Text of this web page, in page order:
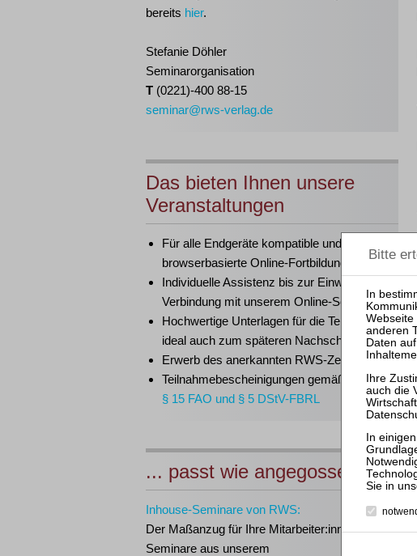
bereits hier.
Stefanie Döhler
Seminarorganisation
T (0221)-400 88-15
seminar@rws-verlag.de
Das bieten Ihnen unsere
Veranstaltungen
Für alle Endgeräte kompatible und
browserbasierte Online-Fortbildungen
Individuelle Assistenz bis zur Einwahl und
Verbindung mit unserem Online-Seminar
Hochwertige Unterlagen für die Teilnahme,
ideal auch zum späteren Nachschlagen
Erwerb des anerkannten RWS-Zertifikats
Teilnahmebescheinigungen gemäß
GOI,
§ 15 FAO und § 5 DStV-FBRL
... passt wie angegossen!
Inhouse-Seminare von RWS:
Der Maßanzug für Ihre Mitarbeiter:innen!Alle
Seminare aus unserem